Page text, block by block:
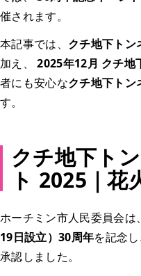
催されます。
本記事では、 クチ地下トン
加え、2025年12月 クチ地
者にも安心なクチ地下トン
す。
クチ地下ト
ト 2025｜花
ホーチミン市人民委員会は、
19日設立）30周年を記念
承認しました。